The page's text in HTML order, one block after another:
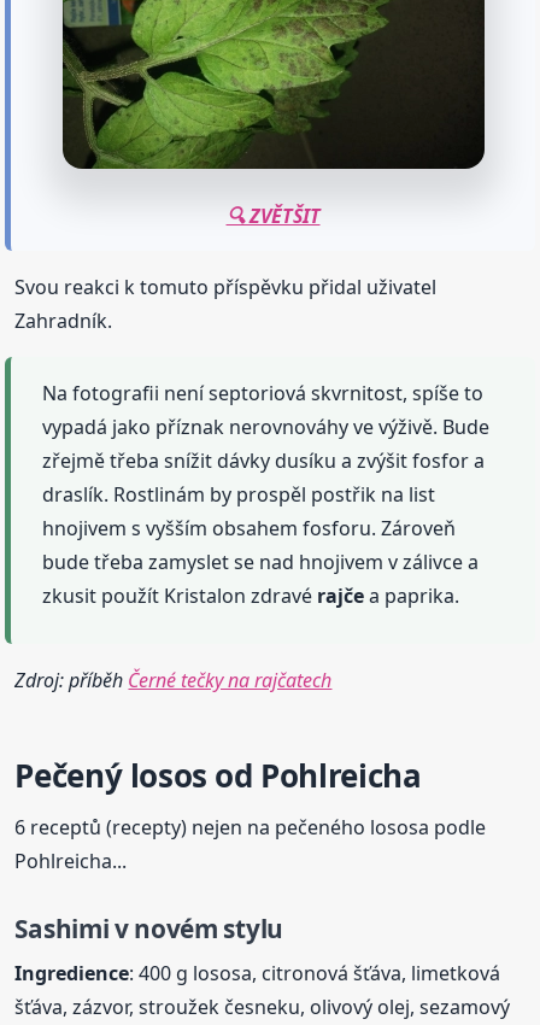
🔍 ZVĚTŠIT
Svou reakci k tomuto příspěvku přidal uživatel
Zahradník.
Na fotografii není septoriová skvrnitost, spíše to
vypadá jako příznak nerovnováhy ve výživě. Bude
zřejmě třeba snížit dávky dusíku a zvýšit fosfor a
draslík. Rostlinám by prospěl postřik na list
hnojivem s vyšším obsahem fosforu. Zároveň
bude třeba zamyslet se nad hnojivem v zálivce a
zkusit použít Kristalon zdravé rajčea paprika.
Zdroj: příběh Černé tečky na rajčatech
Pečený losos od Pohlreicha
6 receptů (recepty) nejen na pečeného lososa podle
Pohlreicha...
Sashimi v novém stylu
Ingredience: 400 g lososa, citronová šťáva, limetková
šťáva, zázvor, stroužek česneku, olivový olej, sezamový